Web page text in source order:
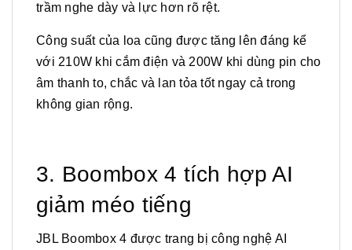
trầm nghe dày và lực hơn rõ rệt.
Công suất của loa cũng được tăng lên đáng kể
với 210W khi cắm điện và 200W khi dùng pin cho
âm thanh to, chắc và lan tỏa tốt ngay cả trong
không gian rộng.
3. Boombox 4 tích hợp AI
giảm méo tiếng
JBL Boombox 4 được trang bị công nghệ AI